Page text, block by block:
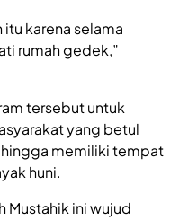
itu karena selama
rumah gedek,”
tersebut untuk
yang betul
memiliki tempat
huni.
Mustahik ini wujud